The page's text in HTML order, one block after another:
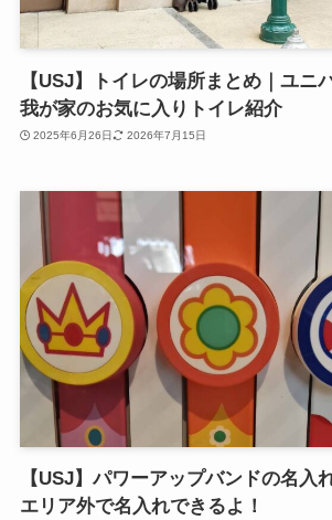
【USJ】トイレの場所まとめ｜ユニ
我が家のお気に入りトイレ紹介
2025年6月26日 2026年7月15日
【USJ】パワーアップバンドの名入
エリア外で名入れできるよ！